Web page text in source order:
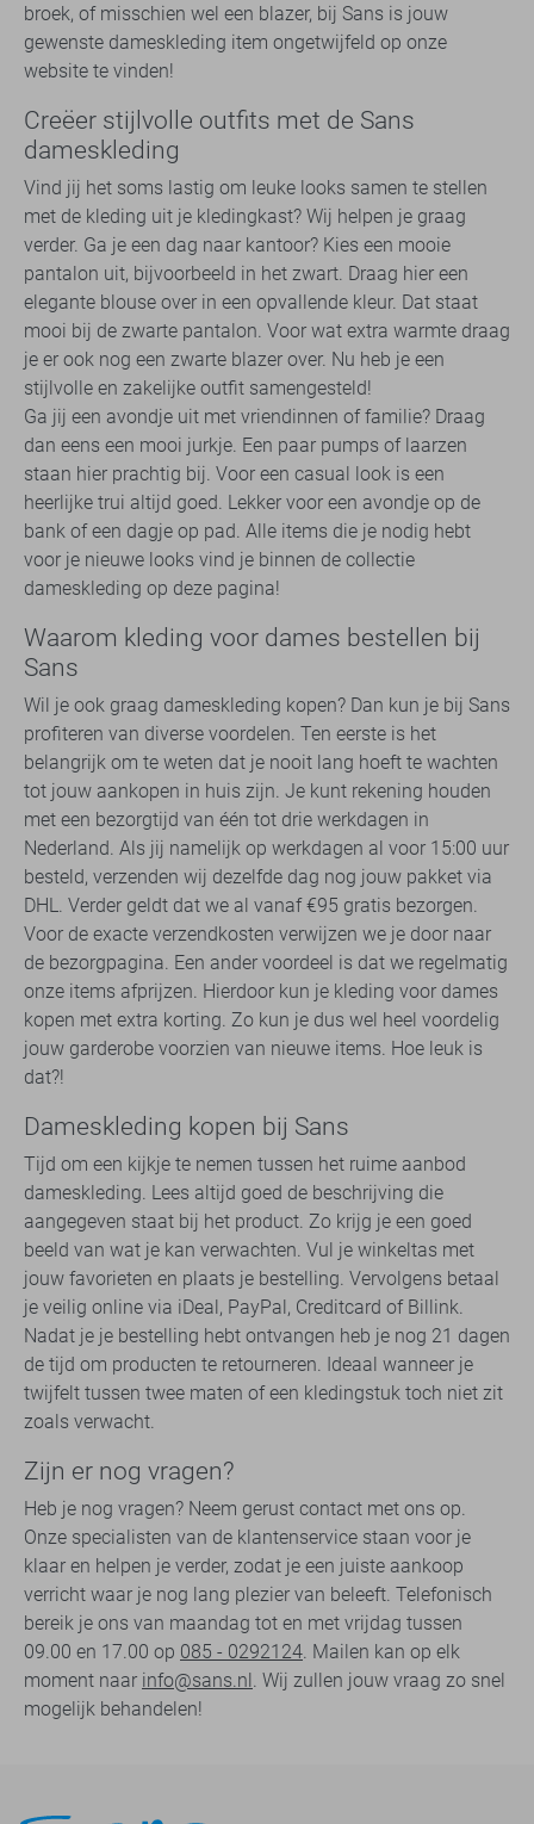
broek, of misschien wel een blazer, bij Sans is jouw
gewenste dameskleding item ongetwijfeld op onze
website te vinden!
Creëer stijlvolle outfits met de Sans
dameskleding
Vind jij het soms lastig om leuke looks samen te stellen
met de kleding uit je kledingkast? Wij helpen je graag
verder. Ga je een dag naar kantoor? Kies een mooie
pantalon uit, bijvoorbeeld in het zwart. Draag hier een
elegante blouse over in een opvallende kleur. Dat staat
mooi bij de zwarte pantalon. Voor wat extra warmte draag
je er ook nog een zwarte blazer over. Nu heb je een
stijlvolle en zakelijke outfit samengesteld!
Ga jij een avondje uit met vriendinnen of familie? Draag
dan eens een mooi jurkje. Een paar pumps of laarzen
staan hier prachtig bij. Voor een casual look is een
heerlijke trui altijd goed. Lekker voor een avondje op de
bank of een dagje op pad. Alle items die je nodig hebt
voor je nieuwe looks vind je binnen de collectie
dameskleding op deze pagina!
Waarom kleding voor dames bestellen bij
Sans
Wil je ook graag dameskleding kopen? Dan kun je bij Sans
profiteren van diverse voordelen. Ten eerste is het
belangrijk om te weten dat je nooit lang hoeft te wachten
tot jouw aankopen in huis zijn. Je kunt rekening houden
met een bezorgtijd van één tot drie werkdagen in
Nederland. Als jij namelijk op werkdagen al voor 15:00 uur
besteld, verzenden wij dezelfde dag nog jouw pakket via
DHL. Verder geldt dat we al vanaf €95 gratis bezorgen.
Voor de exacte verzendkosten verwijzen we je door naar
de bezorgpagina. Een ander voordeel is dat we regelmatig
onze items afprijzen. Hierdoor kun je kleding voor dames
kopen met extra korting. Zo kun je dus wel heel voordelig
jouw garderobe voorzien van nieuwe items. Hoe leuk is
dat?!
Dameskleding kopen bij Sans
Tijd om een kijkje te nemen tussen het ruime aanbod
dameskleding. Lees altijd goed de beschrijving die
aangegeven staat bij het product. Zo krijg je een goed
beeld van wat je kan verwachten. Vul je winkeltas met
jouw favorieten en plaats je bestelling. Vervolgens betaal
je veilig online via iDeal, PayPal, Creditcard of Billink.
Nadat je je bestelling hebt ontvangen heb je nog 21 dagen
de tijd om producten te retourneren. Ideaal wanneer je
twijfelt tussen twee maten of een kledingstuk toch niet zit
zoals verwacht.
Zijn er nog vragen?
Heb je nog vragen? Neem gerust contact met ons op.
Onze specialisten van de klantenservice staan voor je
klaar en helpen je verder, zodat je een juiste aankoop
verricht waar je nog lang plezier van beleeft. Telefonisch
bereik je ons van maandag tot en met vrijdag tussen
09.00 en 17.00 op 085 - 0292124. Mailen kan op elk
moment naar info@sans.nl. Wij zullen jouw vraag zo snel
mogelijk behandelen!